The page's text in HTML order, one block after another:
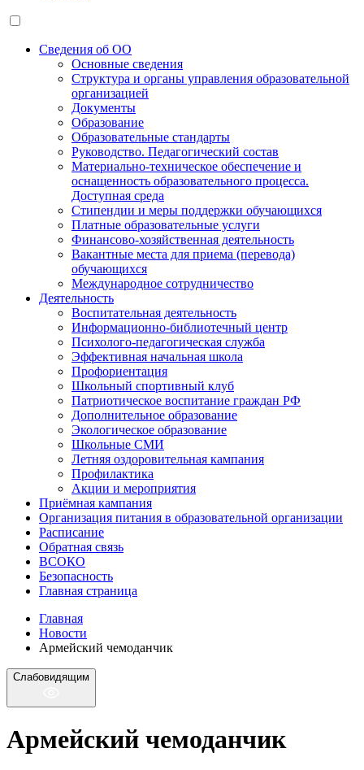
Сведения об ОО
Основные сведения
Структура и органы управления образовательной
организацией
Документы
Образование
Образовательные стандарты
Руководство. Педагогический состав
Материально-техническое обеспечение и
оснащенность образовательного процесса.
Доступная среда
Стипендии и меры поддержки обучающихся
Платные образовательные услуги
Финансово-хозяйственная деятельность
Вакантные места для приема (перевода)
обучающихся
Международное сотрудничество
Деятельность
Воспитательная деятельность
Информационно-библиотечный центр
Психолого-педагогическая служба
Эффективная начальная школа
Профориентация
Школьный спортивный клуб
Патриотическое воспитание граждан РФ
Дополнительное образование
Экологическое образование
Школьные СМИ
Летняя оздоровительная кампания
Профилактика
Акции и мероприятия
Приёмная кампания
Организация питания в образовательной организации
Расписание
Обратная связь
ВСОКО
Безопасность
Главная страница
Главная
Новости
Армейский чемоданчик
Слабовидящим
Армейский чемоданчик